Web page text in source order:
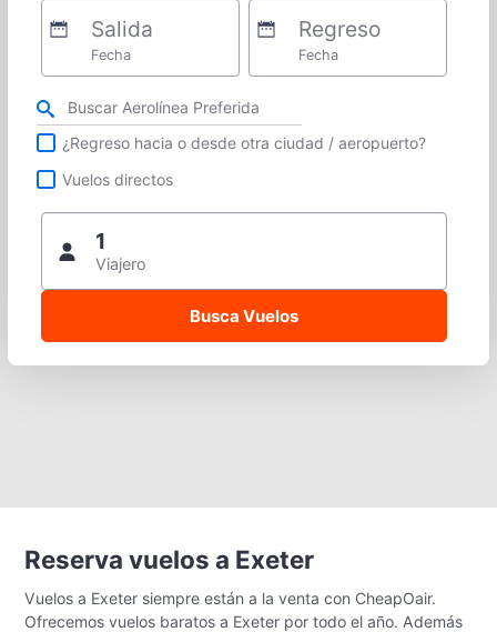
Salida
Fecha
Regreso
Fecha
Refina tu búsqueda por aerolínea, ciudad o aeropuerto o vuelos directos
¿Regreso hacia o desde otra ciudad / aeropuerto?
Vuelos directos
1
Viajero
Reserva vuelos a Exeter
Vuelos a Exeter siempre están a la venta con CheapOair.
Ofrecemos vuelos baratos a Exeter por todo el año. Además